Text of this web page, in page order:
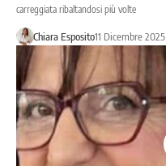
carreggiata ribaltandosi più volte
Chiara Esposito11 Dicembre 2025